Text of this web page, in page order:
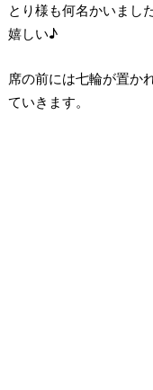
とり様も何名かいまし
嬉しい♪
席の前には七輪が置か
ていきます。